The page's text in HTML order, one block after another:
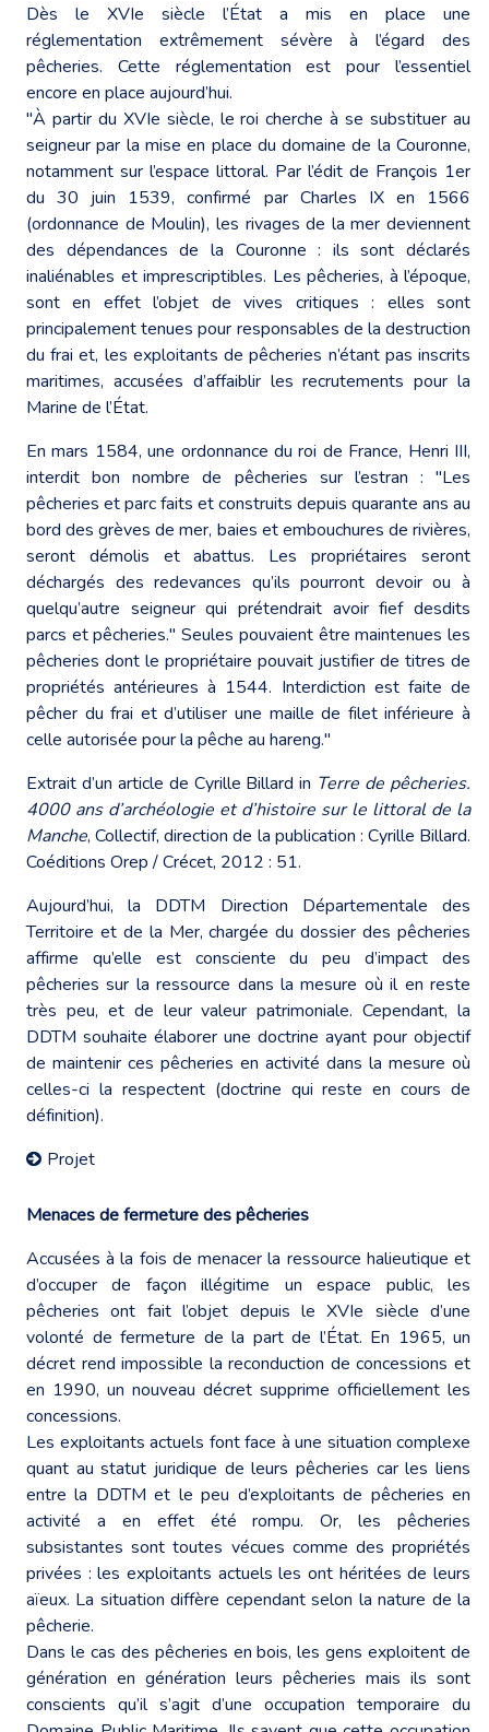
Dès le XVIe siècle l’État a mis en place une
réglementation extrêmement sévère à l’égard des
pêcheries. Cette réglementation est pour l’essentiel
encore en place aujourd’hui.
"À partir du XVIe siècle, le roi cherche à se substituer au
seigneur par la mise en place du domaine de la Couronne,
notamment sur l’espace littoral. Par l’édit de François 1er
du 30 juin 1539, confirmé par Charles IX en 1566
(ordonnance de Moulin), les rivages de la mer deviennent
des dépendances de la Couronne : ils sont déclarés
inaliénables et imprescriptibles. Les pêcheries, à l’époque,
sont en effet l’objet de vives critiques : elles sont
principalement tenues pour responsables de la destruction
du frai et, les exploitants de pêcheries n’étant pas inscrits
maritimes, accusées d’affaiblir les recrutements pour la
Marine de l’État.
En mars 1584, une ordonnance du roi de France, Henri III,
interdit bon nombre de pêcheries sur l’estran : "Les
pêcheries et parc faits et construits depuis quarante ans au
bord des grèves de mer, baies et embouchures de rivières,
seront démolis et abattus. Les propriétaires seront
déchargés des redevances qu’ils pourront devoir ou à
quelqu’autre seigneur qui prétendrait avoir fief desdits
parcs et pêcheries." Seules pouvaient être maintenues les
pêcheries dont le propriétaire pouvait justifier de titres de
propriétés antérieures à 1544. Interdiction est faite de
pêcher du frai et d’utiliser une maille de filet inférieure à
celle autorisée pour la pêche au hareng."
Extrait d’un article de Cyrille Billard in Terre de pêcheries.
4000 ans d’archéologie et d’histoire sur le littoralde la
Manche, Collectif, direction de la publication : Cyrille Billard.
Coéditions Orep / Crécet, 2012 : 51.
Aujourd’hui, la DDTM Direction Départementale des
Territoire et de la Mer, chargée du dossier des pêcheries
affirme qu’elle est consciente du peu d’impact des
pêcheries sur la ressource dans la mesure où il en reste
très peu, et de leur valeur patrimoniale. Cependant, la
DDTM souhaite élaborer une doctrine ayant pour objectif
de maintenir ces pêcheries en activité dans la mesure où
celles-ci la respectent (doctrine qui reste en cours de
définition).
Projet
Menaces de fermeture des pêcheries
Accusées à la fois de menacer la ressource halieutique et
d’occuper de façon illégitime un espace public, les
pêcheries ont fait l’objet depuis le XVIe siècle d’une
volonté de fermeture de la part de l’État. En 1965, un
décret rend impossible la reconduction de concessions et
en 1990, un nouveau décret supprime officiellement les
concessions.
Les exploitants actuels font face à une situation complexe
quant au statut juridique de leurs pêcheries car les liens
entre la DDTM et le peu d’exploitants de pêcheries en
activité a en effet été rompu. Or, les pêcheries
subsistantes sont toutes vécues comme des propriétés
privées : les exploitants actuels les ont héritées de leurs
aïeux. La situation diffère cependant selon la nature de la
pêcherie.
Dans le cas des pêcheries en bois, les gens exploitent de
génération en génération leurs pêcheries mais ils sont
conscients qu’il s’agit d’une occupation temporaire du